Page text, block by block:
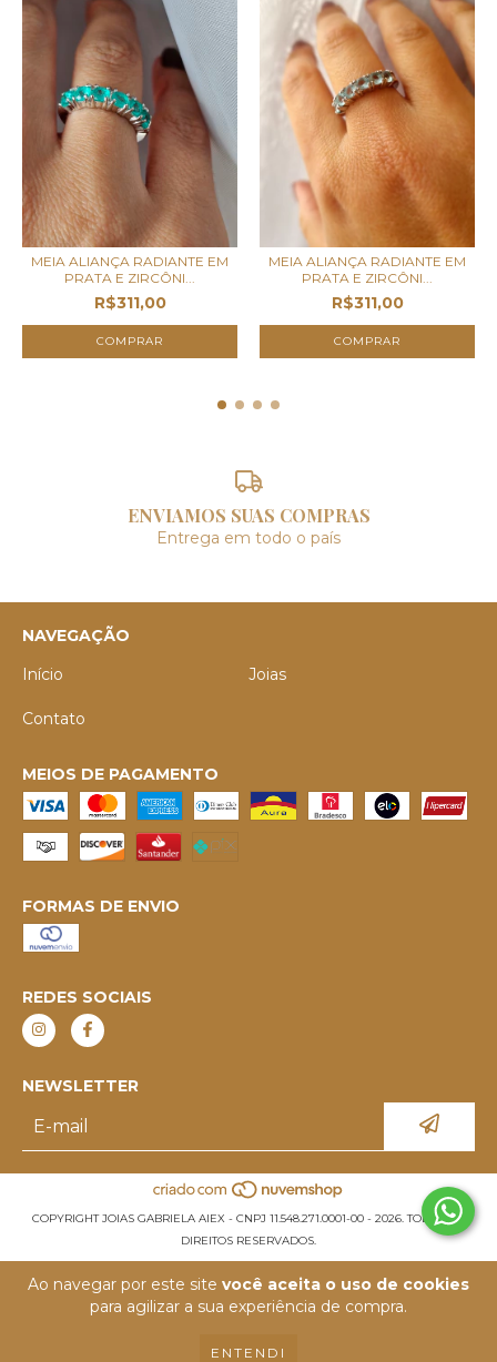
Ao navegar por este site você aceita o uso de cookies
para agilizar a sua experiência de compra.
ENTENDI
MEIA ALIANÇA RADIANTE EM
PRATA E ZIRCÔNI...
R$311,00
COMPRAR
MEIA ALIANÇA RADIANTE EM
PRATA E ZIRCÔNI...
R$311,00
COMPRAR
ENVIAMOS SUAS COMPRAS
Entrega em todo o país
NAVEGAÇÃO
Início
Joias
Contato
MEIOS DE PAGAMENTO
FORMAS DE ENVIO
REDES SOCIAIS
NEWSLETTER
COPYRIGHT JOIAS GABRIELA AIEX - CNPJ 11.548.271.0001-00 - 2026. TODOS OS
DIREITOS RESERVADOS.